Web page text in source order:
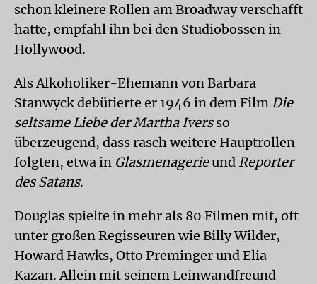
schon kleinere Rollen am Broadway verschafft
hatte, empfahl ihn bei den Studiobossen in
Hollywood.
Als Alkoholiker-Ehemann von Barbara
Stanwyck debütierte er 1946 in dem Film Die
seltsame Liebe der Martha Iversso
überzeugend, dass rasch weitere Hauptrollen
folgten, etwa in Glasmenagerieund Reporter
des Satans.
Douglas spielte in mehr als 80 Filmen mit, oft
unter großen Regisseuren wie Billy Wilder,
Howard Hawks, Otto Preminger und Elia
Kazan. Allein mit seinem Leinwandfreund